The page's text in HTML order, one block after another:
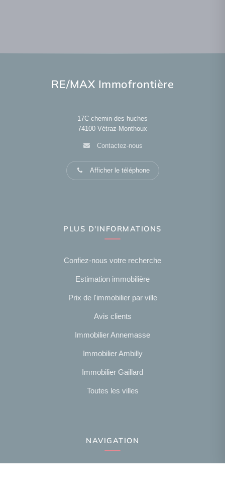
RE/MAX Immofrontière
17C chemin des huches
74100 Vétraz-Monthoux
Contactez-nous
Afficher le téléphone
PLUS D'INFORMATIONS
Confiez-nous votre recherche
Estimation immobilière
Prix de l'immobilier par ville
Avis clients
Immobilier Annemasse
Immobilier Ambilly
Immobilier Gaillard
Toutes les villes
NAVIGATION